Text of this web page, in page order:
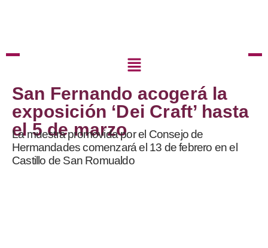
San Fernando acogerá la
exposición ‘Dei Craft’ hasta
el 5 de marzo
La muestra promovida por el Consejo de
Hermandades comenzará el 13 de febrero en el
Castillo de San Romualdo